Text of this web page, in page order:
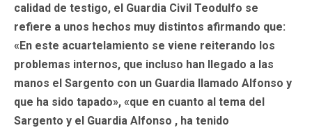
calidad de testigo, el Guardia Civil Teodulfo se
refiere a unos hechos muy distintos afirmando que:
«En este acuartelamiento se viene reiterando los
problemas internos, que incluso han llegado a las
manos el Sargento con un Guardia llamado Alfonso y
que ha sido tapado», «que en cuanto al tema del
Sargento y el Guardia Alfonso , ha tenido